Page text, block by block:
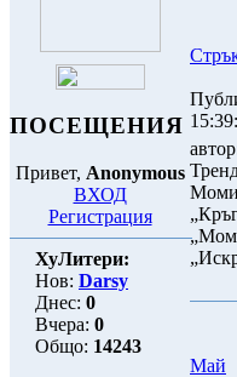
ПОСЕЩЕНИЯ
Привет, Anonymous
ВХОД
Регистрация
ХуЛитери:
Нов: Darsy
Днес: 0
Вчера: 0
Общо: 14243
Май